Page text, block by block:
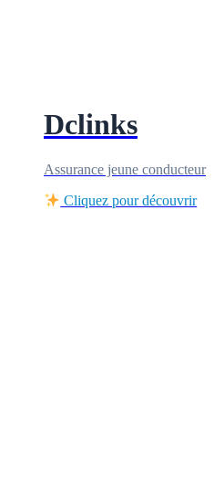
Dclinks
Assurance jeune conducteur
Cliquez pour découvrir